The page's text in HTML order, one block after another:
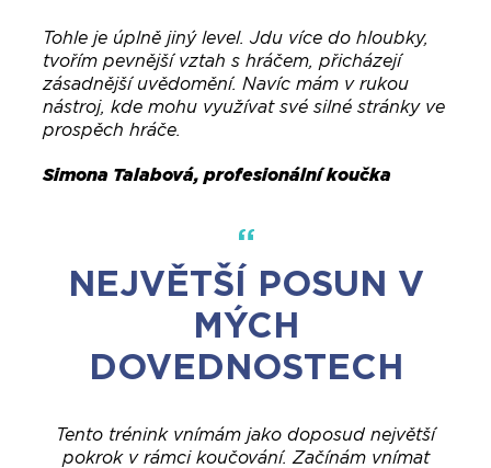
Tohle je úplně jiný level. Jdu více do hloubky,
tvořím pevnější vztah s hráčem, přicházejí
zásadnější uvědomění. Navíc mám v rukou
nástroj, kde mohu využívat své silné stránky ve
prospěch hráče.
Simona Talabová, profesionální koučka
NEJVĚTŠÍ POSUN V
MÝCH
DOVEDNOSTECH
Tento trénink vnímám jako doposud největší
pokrok v rámci koučování. Začínám vnímat